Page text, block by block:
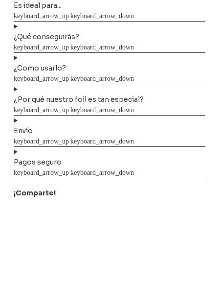
Es ideal para...
¿Qué conseguirás?
¿Como usarlo?
¿Por qué nuestro foil es tan especial?
Envío
Pagos seguro
¡Comparte!